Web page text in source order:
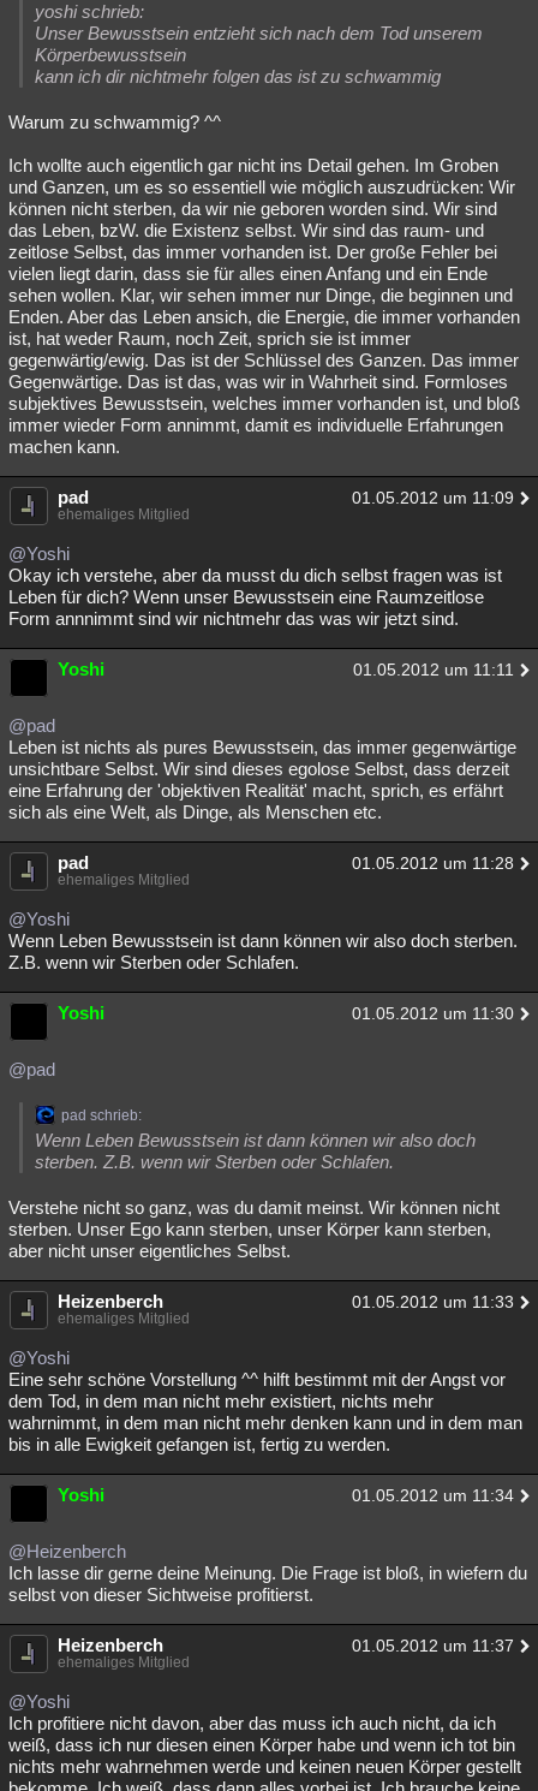
yoshi schrieb:
Unser Bewusstsein entzieht sich nach dem Tod unserem
Körperbewusstsein
kann ich dir nichtmehr folgen das ist zu schwammig
Warum zu schwammig? ^^
Ich wollte auch eigentlich gar nicht ins Detail gehen. Im Groben
und Ganzen, um es so essentiell wie möglich auszudrücken: Wir
können nicht sterben, da wir nie geboren worden sind. Wir sind
das Leben, bzW. die Existenz selbst. Wir sind das raum- und
zeitlose Selbst, das immer vorhanden ist. Der große Fehler bei
vielen liegt darin, dass sie für alles einen Anfang und ein Ende
sehen wollen. Klar, wir sehen immer nur Dinge, die beginnen und
Enden. Aber das Leben ansich, die Energie, die immer vorhanden
ist, hat weder Raum, noch Zeit, sprich sie ist immer
gegenwärtig/ewig. Das ist der Schlüssel des Ganzen. Das immer
Gegenwärtige. Das ist das, was wir in Wahrheit sind. Formloses
subjektives Bewusstsein, welches immer vorhanden ist, und bloß
immer wieder Form annimmt, damit es individuelle Erfahrungen
machen kann.
pad 01.05.2012 um 11:09
ehemaliges Mitglied
@Yoshi
Okay ich verstehe, aber da musst du dich selbst fragen was ist
Leben für dich? Wenn unser Bewusstsein eine Raumzeitlose
Form annnimmt sind wir nichtmehr das was wir jetzt sind.
Yoshi 01.05.2012 um 11:11
@pad
Leben ist nichts als pures Bewusstsein, das immer gegenwärtige
unsichtbare Selbst. Wir sind dieses egolose Selbst, dass derzeit
eine Erfahrung der 'objektiven Realität' macht, sprich, es erfährt
sich als eine Welt, als Dinge, als Menschen etc.
pad 01.05.2012 um 11:28
ehemaliges Mitglied
@Yoshi
Wenn Leben Bewusstsein ist dann können wir also doch sterben.
Z.B. wenn wir Sterben oder Schlafen.
Yoshi 01.05.2012 um 11:30
@pad
pad schrieb:
Wenn Leben Bewusstsein ist dann können wir also doch
sterben. Z.B. wenn wir Sterben oder Schlafen.
Verstehe nicht so ganz, was du damit meinst. Wir können nicht
sterben. Unser Ego kann sterben, unser Körper kann sterben,
aber nicht unser eigentliches Selbst.
Heizenberch 01.05.2012 um 11:33
ehemaliges Mitglied
@Yoshi
Eine sehr schöne Vorstellung ^^ hilft bestimmt mit der Angst vor
dem Tod, in dem man nicht mehr existiert, nichts mehr
wahrnimmt, in dem man nicht mehr denken kann und in dem man
bis in alle Ewigkeit gefangen ist, fertig zu werden.
Yoshi 01.05.2012 um 11:34
@Heizenberch
Ich lasse dir gerne deine Meinung. Die Frage ist bloß, in wiefern du
selbst von dieser Sichtweise profitierst.
Heizenberch 01.05.2012 um 11:37
ehemaliges Mitglied
@Yoshi
Ich profitiere nicht davon, aber das muss ich auch nicht, da ich
weiß, dass ich nur diesen einen Körper habe und wenn ich tot bin
nichts mehr wahrnehmen werde und keinen neuen Körper gestellt